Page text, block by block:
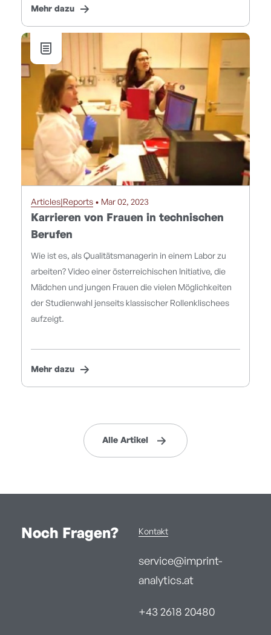
Mehr dazu
Articles|Reports • Mar 02, 2023
Karrieren von Frauen in technischen
Berufen
Wie ist es, als Qualitätsmanagerin in einem Labor zu
arbeiten? Video einer österreichischen Initiative, die
Mädchen und jungen Frauen die vielen Möglichkeiten
der Studienwahl jenseits klassischer Rollenklischees
aufzeigt.
Mehr dazu
Alle Artikel
Noch Fragen? Kontakt
service@imprint-
analytics.at
+43 2618 20480